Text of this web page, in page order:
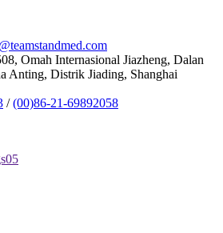
Omah Internasional Jiazheng, Dalan
Anting, Distrik Jiading, Shanghai
/(00)86-21-69892058